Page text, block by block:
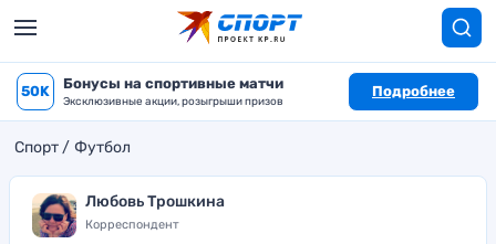
50K Бонусы на спортивные матчи
Эксклюзивные акции, розыгрыши призов
Подробнее
Спорт Футбол
Любовь Трошкина
Корреспондент